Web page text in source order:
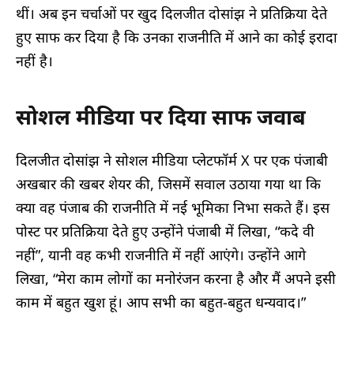
थीं। अब इन चर्चाओं पर खुद दिलजीत दोसांझ ने प्रतिक्रिया देते
हुए साफ कर दिया है कि उनका राजनीति में आने का कोई इरादा
नहीं है।
सोशल मीडिया पर दिया साफ जवाब
दिलजीत दोसांझ ने सोशल मीडिया प्लेटफॉर्म X पर एक पंजाबी
अखबार की खबर शेयर की, जिसमें सवाल उठाया गया था कि
क्या वह पंजाब की राजनीति में नई भूमिका निभा सकते हैं। इस
पोस्ट पर प्रतिक्रिया देते हुए उन्होंने पंजाबी में लिखा, “कदे वी
नहीं”, यानी वह कभी राजनीति में नहीं आएंगे। उन्होंने आगे
लिखा, “मेरा काम लोगों का मनोरंजन करना है और मैं अपने इसी
काम में बहुत खुश हूं। आप सभी का बहुत-बहुत धन्यवाद।”